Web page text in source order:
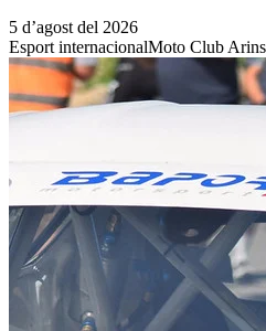
5 d’agost del 2026
Esport internacionalMoto Club